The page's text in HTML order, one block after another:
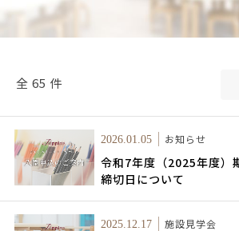
全 65 件
2026.01.05 お知らせ
令和7年度（2025年度）
締切日について
2025.12.17 施設見学会